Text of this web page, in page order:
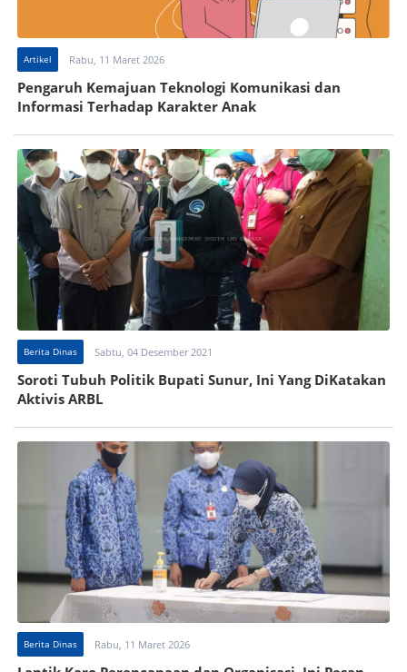
Artikel Rabu, 11 Maret 2026
Pengaruh Kemajuan Teknologi Komunikasi dan
Informasi Terhadap Karakter Anak
Berita Dinas Sabtu, 04 Desember 2021
Soroti Tubuh Politik Bupati Sunur, Ini Yang DiKatakan
Aktivis ARBL
Berita Dinas Rabu, 11 Maret 2026